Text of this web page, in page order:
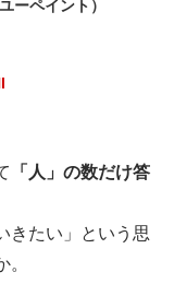
ーペイント）
「人」の数だけ答
きたい」という思